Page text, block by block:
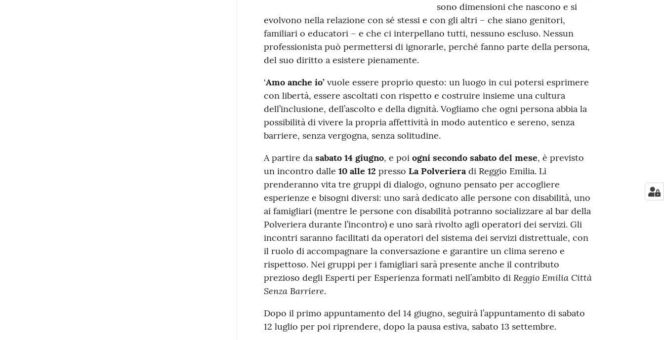
sono dimensioni che nascono e si
evolvono nella relazione con sé stessi e con gli altri – che siano genitori,
familiari o educatori – e che ci interpellano tutti, nessuno escluso. Nessun
professionista può permettersi di ignorarle, perché fanno parte della persona,
del suo diritto a esistere pienamente.
‘Amo anche io’vuole essere proprio questo: un luogo in cui potersi esprimere
con libertà, essere ascoltati con rispetto e costruire insieme una cultura
dell’inclusione, dell’ascolto e della dignità. Vogliamo che ogni persona abbia la
possibilità di vivere la propria affettività in modo autentico e sereno, senza
barriere, senza vergogna, senza solitudine.
A partire da sabato 14 giugno, e poi ogni secondo sabato del mese, è previsto
un incontro dalle 10 alle 12 presso La Polverieradi Reggio Emilia. Lì
prenderanno vita tre gruppi di dialogo, ognuno pensato per accogliere
esperienze e bisogni diversi: uno sarà dedicato alle persone con disabilità, uno
ai famigliari (mentre le persone con disabilità potranno socializzare al bar della
Polveriera durante l’incontro) e uno sarà rivolto agli operatori dei servizi. Gli
incontri saranno facilitati da operatori del sistema dei servizi distrettuale, con
il ruolo di accompagnare la conversazione e garantire un clima sereno e
rispettoso. Nei gruppi per i famigliari sarà presente anche il contributo
prezioso degli Esperti per Esperienza formati nell’ambito di Reggio Emilia Città
Senza Barriere.
Dopo il primo appuntamento del 14 giugno, seguirà l’appuntamento di sabato
12 luglio per poi riprendere, dopo la pausa estiva, sabato 13 settembre.